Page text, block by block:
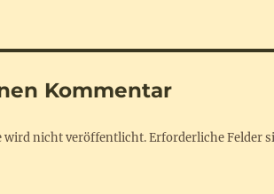
Kommentar
wird nicht veröffentlicht.Erforderliche Felder